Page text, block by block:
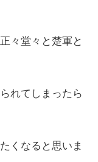
々堂々と楚軍と
れてしまったら
くなると思いま